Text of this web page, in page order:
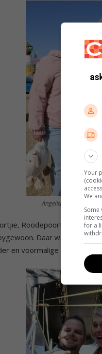
Angelique Crament en
Roodepoort, het
Daar was ook
en voormalige Protea-
Your
We
for a